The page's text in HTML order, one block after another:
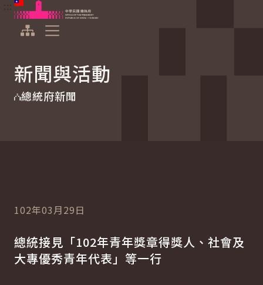
跳到主要內容
中華民國總統府
新聞與活動
總統府新聞
102年03月29日
總統接見「102年青年獎章得獎人、社會及
大專優秀青年代表」等一行